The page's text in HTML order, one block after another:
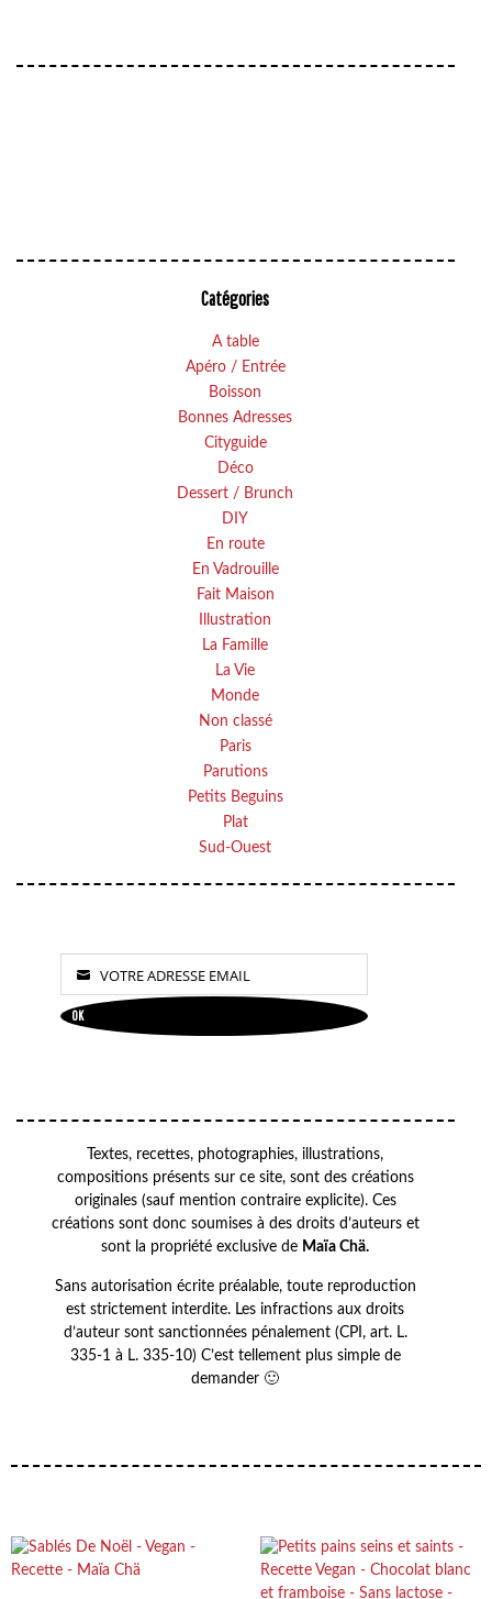
Catégories
A table
Apéro / Entrée
Boisson
Bonnes Adresses
Cityguide
Déco
Dessert / Brunch
DIY
En route
En Vadrouille
Fait Maison
Illustration
La Famille
La Vie
Monde
Non classé
Paris
Parutions
Petits Beguins
Plat
Sud-Ouest
Your
email
VOTRE ADRESSE EMAIL
OK
Textes, recettes, photographies, illustrations,
compositions présents sur ce site, sont des créations
originales (sauf mention contraire explicite). Ces
créations sont donc soumises à des droits d’auteurs et
sont la propriété exclusive de Maïa Chä.
Sans autorisation écrite préalable, toute reproduction
est strictement interdite. Les infractions aux droits
d’auteur sont sanctionnées pénalement (CPI, art. L.
335-1 à L. 335-10) C’est tellement plus simple de
demander 🙂